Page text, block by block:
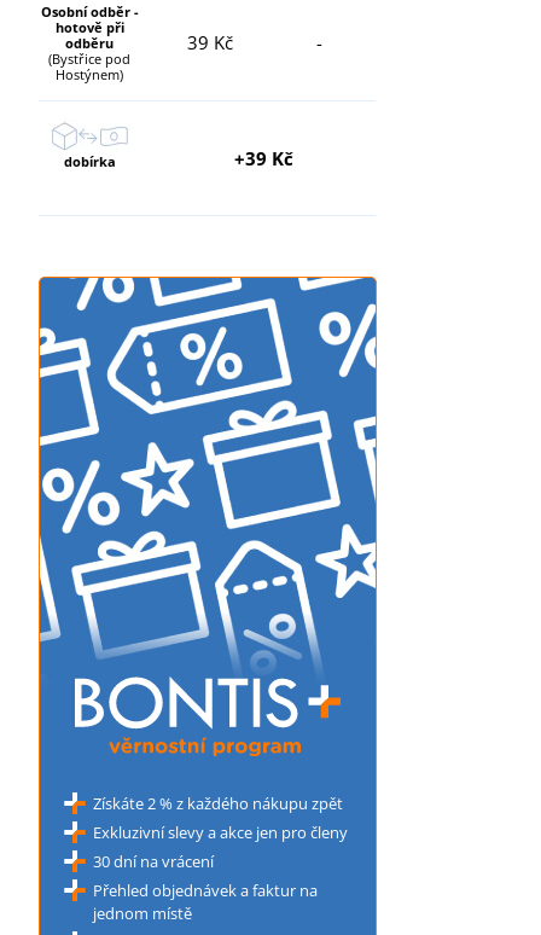
Osobní odběr -
hotově při
odběru
(Bystřice pod
Hostýnem)
39 Kč -
dobírka +39 Kč
Získáte 2 % z každého nákupu zpět
Exkluzivní slevy a akce jen pro členy
30 dní na vrácení
Přehled objednávek a faktur na
jednom místě